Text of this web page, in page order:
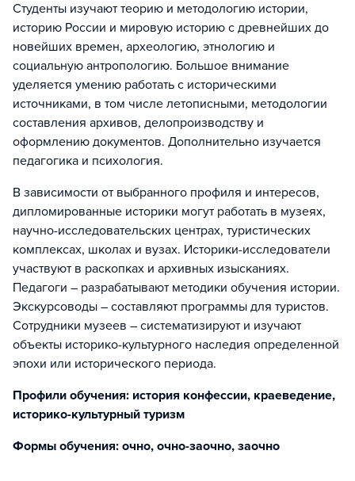
Студенты изучают теорию и методологию истории,
историю России и мировую историю с древнейших до
новейших времен, археологию, этнологию и
социальную антропологию. Большое внимание
уделяется умению работать с историческими
источниками, в том числе летописными, методологии
составления архивов, делопроизводству и
оформлению документов. Дополнительно изучается
педагогика и психология.
В зависимости от выбранного профиля и интересов,
дипломированные историки могут работать в музеях,
научно-исследовательских центрах, туристических
комплексах, школах и вузах. Историки-исследователи
участвуют в раскопках и архивных изысканиях.
Педагоги – разрабатывают методики обучения истории.
Экскурсоводы – составляют программы для туристов.
Сотрудники музеев – систематизируют и изучают
объекты историко-культурного наследия определенной
эпохи или исторического периода.
Профили обучения: история конфессии, краеведение,
историко-культурный туризм
Формы обучения: очно, очно-заочно, заочно